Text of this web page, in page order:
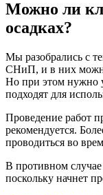
Можно ли
осадках?
Мы разобрались с
СНиП, и в них можно
Но при этом нужно
подходят для
Проведение работ
рекомендуется.
проводиться во
В противном
поскольку начнет